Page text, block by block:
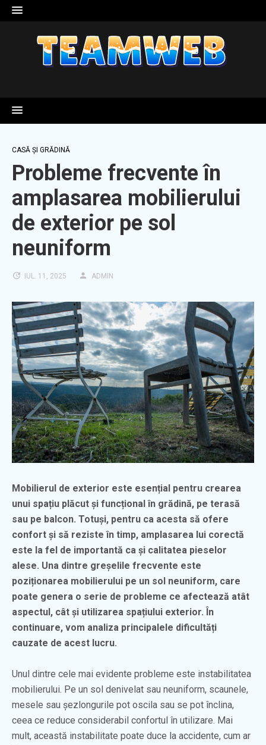
Skip
to
CASĂ ȘI GRĂDINĂ
Probleme frecvente în
amplasarea mobilierului
de exterior pe sol
neuniform
IUL. 11, 2025 ADMIN
Mobilierul de exterior este esențial pentru crearea
unui spațiu plăcut și funcțional în grădină, pe terasă
sau pe balcon. Totuși, pentru ca acesta să ofere
confort și să reziste în timp, amplasarea lui corectă
este la fel de importantă ca și calitatea pieselor
alese. Una dintre greșelile frecvente este
poziționarea mobilierului pe un sol neuniform, care
poate genera o serie de probleme ce afectează atât
aspectul, cât și utilizarea spațiului exterior. În
continuare, vom analiza principalele dificultăți
cauzate de acest lucru.
Unul dintre cele mai evidente probleme este instabilitatea
mobilierului. Pe un sol denivelat sau neuniform, scaunele,
mesele sau șezlongurile pot oscila sau se pot înclina,
ceea ce reduce considerabil confortul în utilizare. Mai
mult, această instabilitate poate duce la accidente, cum ar